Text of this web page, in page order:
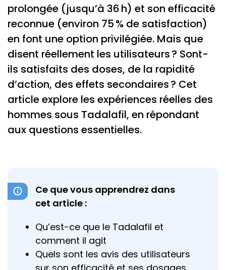
prolongée (jusqu’à 36 h) et son efficacité
reconnue (environ 75 % de satisfaction)
en font une option privilégiée. Mais que
disent réellement les utilisateurs ? Sont-
ils satisfaits des doses, de la rapidité
d’action, des effets secondaires ? Cet
article explore les expériences réelles des
hommes sous Tadalafil, en répondant
aux questions essentielles.
Ce que vous apprendrez dans
cet article :
Qu’est-ce que le Tadalafil et
comment il agit
Quels sont les avis des utilisateurs